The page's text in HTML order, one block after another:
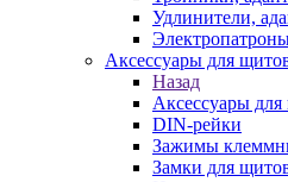
Удлинители,
Аксессуары для
Назад
Аксессуары
DIN-рейки
Зажимы
Замки для